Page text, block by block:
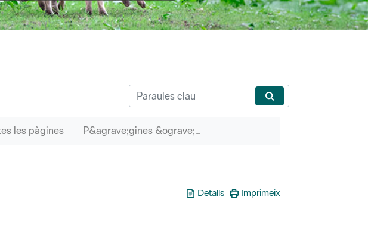
les pàgines P&agrave;gines &ograve;rfenes
Detalls Imprimeix